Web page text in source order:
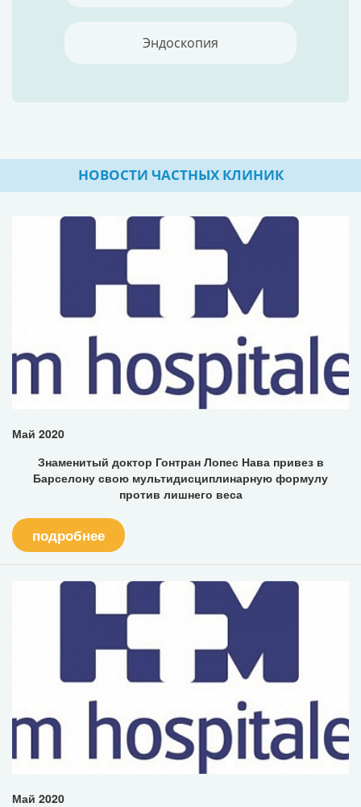
Эндоскопия
НОВОСТИ ЧАСТНЫХ КЛИНИК
Май 2020
Знаменитый доктор Гонтран Лопес Нава привез в
Барселону свою мультидисциплинарную формулу
против лишнего веса
подробнее
Май 2020